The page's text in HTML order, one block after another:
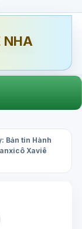
NHA
Bản tin Hành
Xaviê